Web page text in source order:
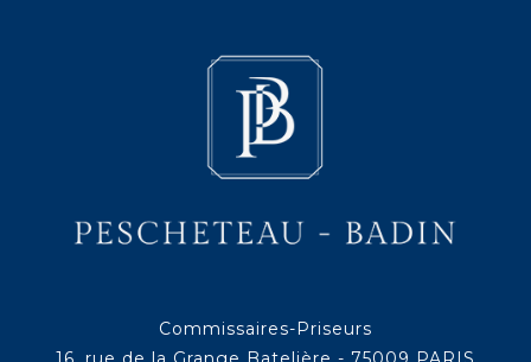
Commissaires-Priseurs